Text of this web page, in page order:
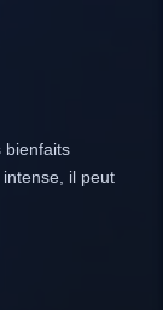
bienfaits
il peut